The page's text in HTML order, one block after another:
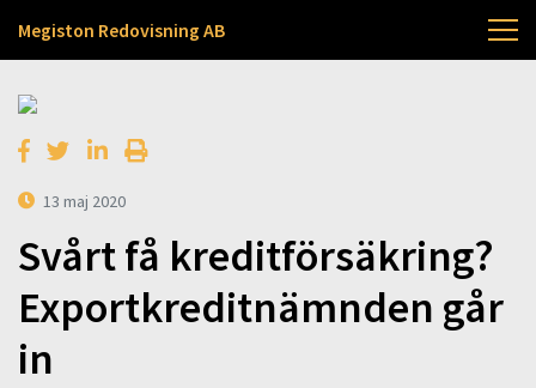
Megiston Redovisning AB
13 maj 2020
Svårt få kreditförsäkring?
Exportkreditnämnden går
in